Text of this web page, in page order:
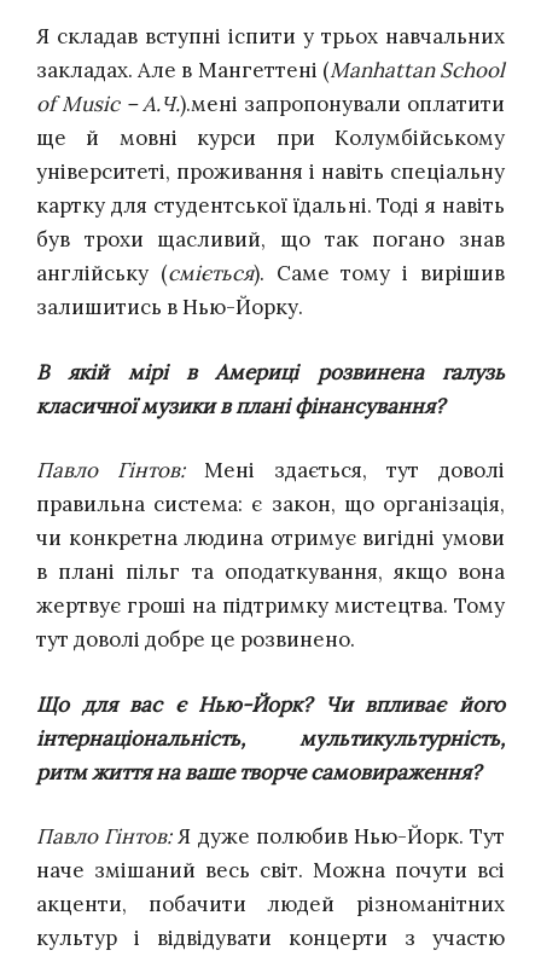
Я складав вступні іспити у трьох навчальних
закладах. Але в Мангеттені (Manhattan School
of Music – А.Ч.).мені запропонували оплатити
ще й мовні курси при Колумбійському
університеті, проживання і навіть спеціальну
картку для студентської їдальні. Тоді я навіть
був трохи щасливий, що так погано знав
англійську (сміється). Саме тому і вирішив
залишитись в Нью-Йорку.
В якій мірі в Америці розвинена галузь
класичної музики в плані фінансування?
Павло Гінтов:Мені здається, тут доволі
правильна система: є закон, що організація,
чи конкретна людина отримує вигідні умови
в плані пільг та оподаткування, якщо вона
жертвує гроші на підтримку мистецтва. Тому
тут доволі добре це розвинено.
Що для вас є Нью-Йорк? Чи впливає його
інтернаціональність, мультикультурність,
ритм життя на ваше творче самовираження?
Павло Гінтов:Я дуже полюбив Нью-Йорк. Тут
наче змішаний весь світ. Можна почути всі
акценти, побачити людей різноманітних
культур і відвідувати концерти з участю